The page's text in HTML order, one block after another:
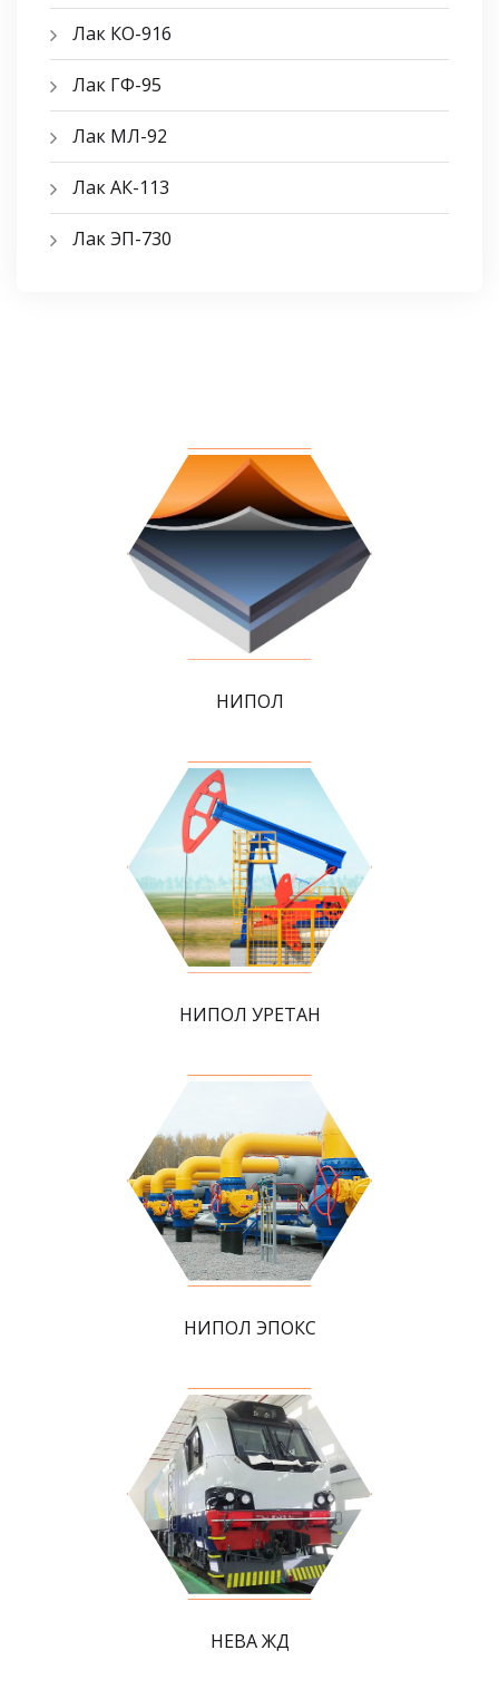
Лак КО-916
Лак ГФ-95
Лак МЛ-92
Лак АК-113
Лак ЭП-730
НИПОЛ
НИПОЛ УРЕТАН
НИПОЛ ЭПОКС
НЕВА ЖД